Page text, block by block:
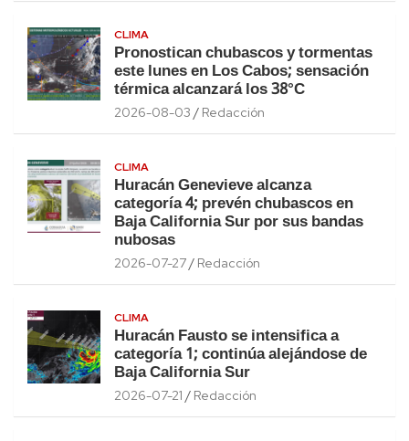
CLIMA
Pronostican chubascos y tormentas
este lunes en Los Cabos; sensación
térmica alcanzará los 38°C
2026-08-03 Redacción
CLIMA
Huracán Genevieve alcanza
categoría 4; prevén chubascos en
Baja California Sur por sus bandas
nubosas
2026-07-27 Redacción
CLIMA
Huracán Fausto se intensifica a
categoría 1; continúa alejándose de
Baja California Sur
2026-07-21 Redacción